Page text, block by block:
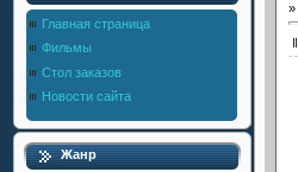
Главная страница
Фильмы
Стол заказов
Новости сайта
Жанр
»